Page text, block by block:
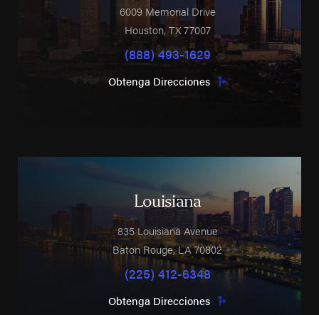
6009 Memorial Drive
Houston,TX 77007
(888) 493-1629
Obtenga Direcciones
Louisiana
835 Louisiana Avenue
Baton Rouge,LA70802
(225) 412-6348
Obtenga Direcciones